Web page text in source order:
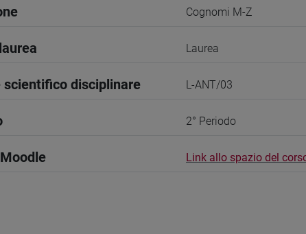
Cognomi M-Z
Laurea
scientifico disciplinare L-ANT/03
2° Periodo
Link allo spazio del